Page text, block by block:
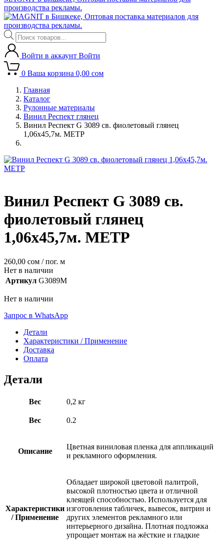
производства рекламы.
Поиск
товаров
Войти в аккаунт Войти
0 Ваша корзина 0,00 сом
Главная
Каталог
Рулонные материалы
Винил Респект глянец
Винил Респект G 3089 св. фиолетовый глянец
1,06х45,7м. МЕТР
Винил Респект G 3089 св.
фиолетовый глянец
1,06х45,7м. МЕТР
260,00 сом / пог. м
Нет в наличии
Артикул G3089M
Нет в наличии
Запрос в WhatsApp
Детали
Характеристики / Применение
Доставка
Оплата
Детали
Вес 0,2 кг
Вес 0.2
Описание
Цветная виниловая пленка для аппликаций
и рекламного оформления.
Характеристики
/ Применение
Обладает широкой цветовой палитрой,
высокой плотностью цвета и отличной
клеящей способностью. Используется для
изготовления табличек, вывесок, витрин и
других элементов рекламного или
интерьерного дизайна. Плотная подложка
упрощает монтаж на жёсткие и гладкие